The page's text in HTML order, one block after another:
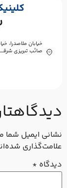
خیابان ملاصدرا،
صائب تبریزی شرقـــی،
ایمیل شما
شده‌اند
*